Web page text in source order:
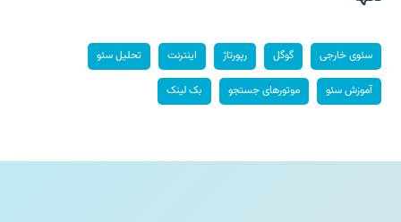
سئوی خارجی گوگل رپورتاژ اینترنت تحلیل سئو
آموزش سئو موتورهای جستجو بک لینک